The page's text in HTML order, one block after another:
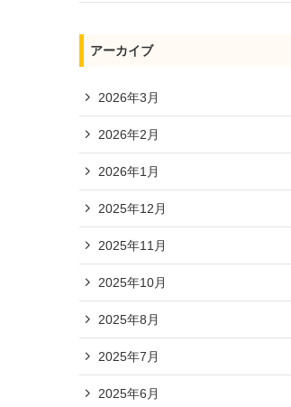
アーカイブ
2026年3月
2026年2月
2026年1月
2025年12月
2025年11月
2025年10月
2025年8月
2025年7月
2025年6月